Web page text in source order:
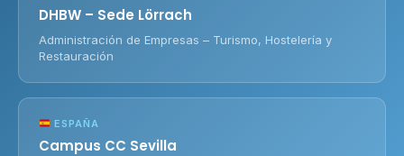
DHBW – Sede Lörrach
Administración de Empresas – Turismo, Hostelería y
Restauración
ESPAÑA
Campus CC Sevilla